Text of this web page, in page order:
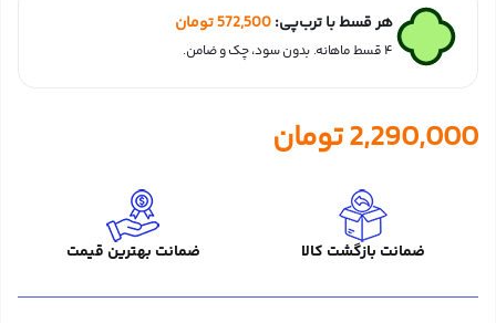
هر قسط با ترب‌پی:572,500تومان
۴ قسط ماهانه. بدون سود، چک و ضامن.
2,290,000تومان
ضمانت بازگشت کالا ضمانت بهترین قیمت